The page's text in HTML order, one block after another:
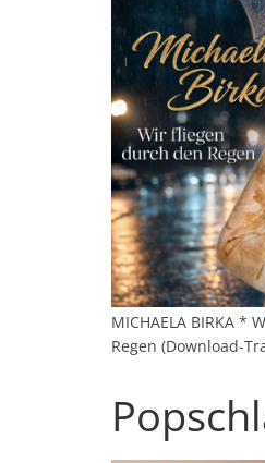
MICHAELA BIRKA *
Regen (Download-